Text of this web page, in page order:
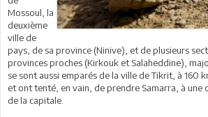
Mossoul, la
deuxième
ville de
pays, de sa province (Ninive), et de plusieurs
provinces proches (Kirkouk et Salaheddine),
se sont aussi emparés de la ville de Tikrit, à 160
et ont tenté, en vain, de prendre Samarra, à une
de la capitale.